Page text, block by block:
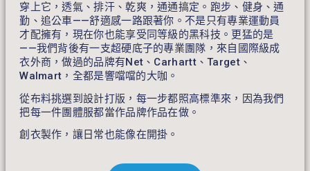
穿上它，透氣、排汗、乾爽，通通搞定。跑步、健身、通
勤、追公車——舒適感一路跟著你。不是只有專業運動員
才配擁有，現在你也能享受同等級的黑科技。更猛的是
——我們背後有一支超硬底子的專業團隊，來自國際級成
衣外商，做過的品牌有Net、Carhartt、Target、
Walmart，全都是響噹噹的大咖。
從布料挑選到設計打版，每一步都照高標準來，因為我們
把每一件團體服都當作品牌作品在做。
創衣製作，讓日常也能像在開掛。